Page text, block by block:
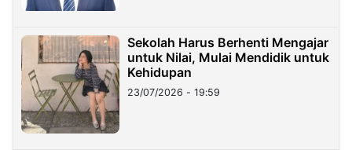
Sekolah Harus Berhenti Mengajar
untuk Nilai, Mulai Mendidik untuk
Kehidupan
23/07/2026 - 19:59